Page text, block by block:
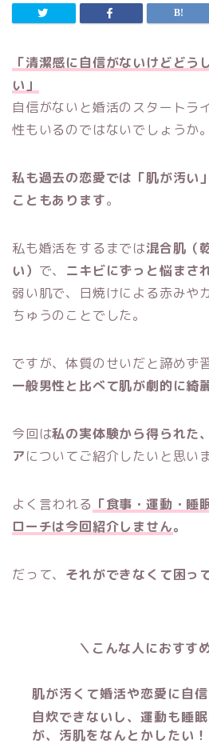
「清潔感に自信がないけどどう
い」
自信がないと婚活のスタートラ
性もいるのではないでしょうか。
私も過去の恋愛では「肌が汚い
こともあります。
私も婚活をするまでは混合肌（
い） で、 ニキビにずっと悩まさ
弱い肌で、日焼けによる赤みや
ちゅうのことでした。
ですが、体質のせいだと諦めず
一般男性と比べて肌が劇的に綺
今回は私の実体験から得られた
アについてご紹介したいと思い
よく言われる 「食事・運動・睡
ローチは今回紹介しません。
だって、 それができなくて困っ
＼こんな人におすす
肌が汚くて婚活や恋愛に自
自炊できないし、運動も睡
が、汚肌をなんとかしたい！